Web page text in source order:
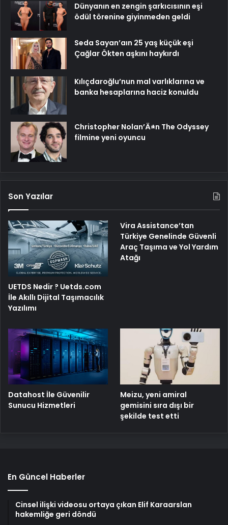
Dünyanın en zengin şarkıcısının eşi
ödül törenine giyinmeden geldi
Seda Sayan’aın 25 yaş küçük eşi
Çağlar Ökten aşkını haykırdı
Kılıçdaroğlu’nun mal varlıklarına ve
banka hesaplarına haciz konuldu
Christopher Nolan’Ä±n The Odyssey
filmine yeni oyuncu
Son Yazılar
UETDS Nedir ? Uetds.com
İle Akıllı Dijital Taşımacılık
Yazılımı
Vira Assistance’tan
Türkiye Genelinde Güvenli
Araç Taşıma ve Yol Yardım
Atağı
Datahost İle Güvenilir
Sunucu Hizmetleri
Meizu, yeni amiral
gemisini sıra dışı bir
şekilde test etti
En Güncel Haberler
Cinsel ilişki videosu ortaya çıkan Elif Karaarslan
hakemliğe geri döndü